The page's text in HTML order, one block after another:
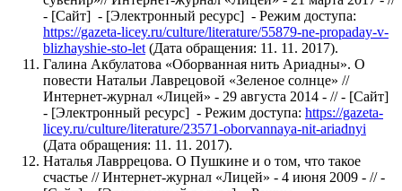
- [Сайт] - [Электронный ресурс] - Режим доступа:
https://gazeta-licey.ru/culture/literature/55879-ne-propaday-v-
blizhayshie-sto-let (Дата обращения: 11. 11. 2017).
Галина Акбулатова «Оборванная нить Ариадны». О
повести Натальи Лаврецовой «Зеленое солнце» //
Интернет-журнал «Лицей» - 29 августа 2014 - // - [Сайт]
- [Электронный ресурс] - Режим доступа: https://gazeta-
licey.ru/culture/literature/23571-oborvannaya-nit-ariadnyi
(Дата обращения: 11. 11. 2017).
Наталья Лавррецова. О Пушкине и о том, что такое
счастье // Интернет-журнал «Лицей» - 4 июня 2009 - // -